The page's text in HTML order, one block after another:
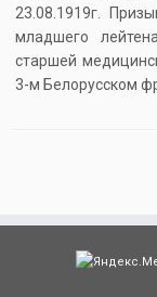
23.08.1919г.
младшего
старшей
3-м Белорусском